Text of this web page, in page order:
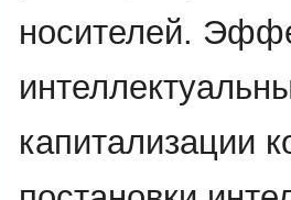
носителей.
капитализации